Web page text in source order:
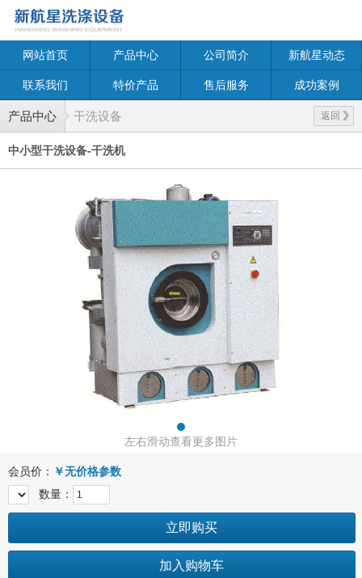
网站首页 产品中心 公司简介 新航星动态
联系我们 特价产品 售后服务 成功案例
产品中心 返回
干洗设备
中小型干洗设备-干洗机
左右滑动查看更多图片
会员价： ￥无价格参数
数量：
立即购买
加入购物车